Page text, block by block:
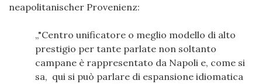
neapolitanischer Provenienz:
"Centro unificatore o meglio modello di alto
prestigio per tante parlate non soltanto
campane è rappresentato da Napoli e, come si
sa, qui si può parlare di espansione idiomatica